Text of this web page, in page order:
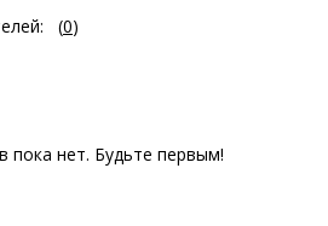
(0)
нет. Будьте первым!